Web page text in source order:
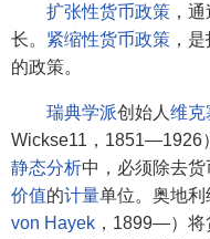
扩张性货币政策 ，
长。 紧缩性货币政策 ，
的政策。
瑞典学派创始人 维克
Wickse11，1851—1926
静态分析中，必须除去
价值的计量单位。奥地利
von Hayek ，1899—）将